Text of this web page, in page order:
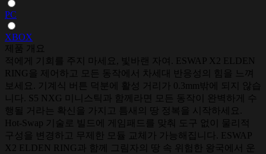
PC
XBOX
제품 개요
적에게 기회를 주지 마세요, 빛바랜 자여. ESWAP X2 ELDEN
RING을 제어하고 모든 동작에서 차세대 반응성의 힘을 느껴
보세요. 기계식 버튼 덕분에 활성 거리가 0.3mm밖에 되지 않습
니다. S5 NXG 미니스틱과 함께라면 모든 동작이 완벽하게 수
행될 거라는 확신을 가지고 틈새의 땅 정복을 시작하세요.
Hot-Swap 기술로 빌드에 게임패드를 맞춰 도구 없이 물리적
구성을 변경하고 무제한 모듈 교체가 가능해집니다. ESWAP
X2 ELDEN RING과 함께 그림자의 땅 속 위험한 왕국에서 운